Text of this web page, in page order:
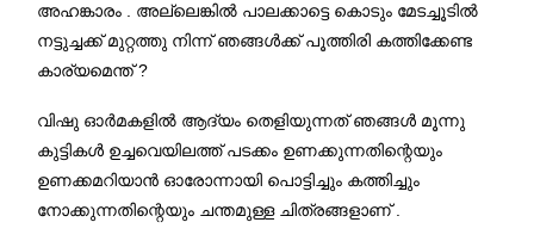
അഹങ്കാരം . അല്ലെങ്കിൽ പാലക്കാട്ടെ കൊടും മേടച്ചൂടിൽ
നട്ടുച്ചക്ക് മുറ്റത്തു നിന്ന് ഞങ്ങൾക്ക് പൂത്തിരി കത്തിക്കേണ്ട
കാര്യമെന്ത് ?
വിഷു ഓർമകളിൽ ആദ്യം തെളിയുന്നത് ഞങ്ങൾ മൂന്നു
കുട്ടികൾ ഉച്ചവെയിലത്ത് പടക്കം ഉണക്കുന്നതിന്റെയും
ഉണക്കമറിയാൻ ഓരോന്നായി പൊട്ടിച്ചും കത്തിച്ചും
നോക്കുന്നതിന്റെയും ചന്തമുള്ള ചിത്രങ്ങളാണ് .